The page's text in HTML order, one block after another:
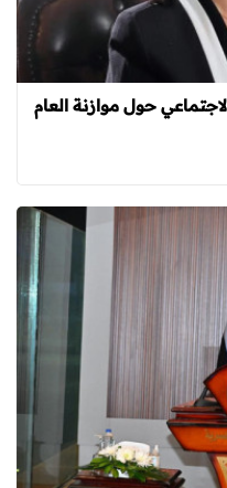
حول موازنة العام